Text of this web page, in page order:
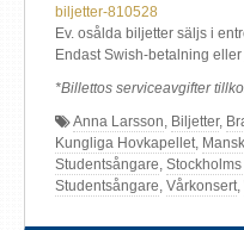
biljetter-810528
Ev. osålda biljetter säljs i
Endast Swish-betalning
*Billettos serviceavgifter
Anna Larsson Biljetter,
Kungliga Hovkapellet
Studentsångare
Studentsångare Vårkonsert